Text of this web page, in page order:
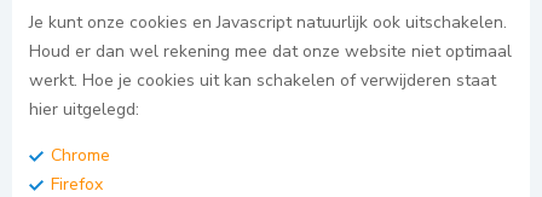
Je kunt onze cookies en Javascript natuurlijk ook uitschakelen.
Houd er dan wel rekening mee dat onze website niet optimaal
werkt. Hoe je cookies uit kan schakelen of verwijderen staat
hier uitgelegd:
Chrome
Firefox